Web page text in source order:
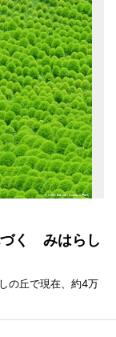
づく みはらし
の丘で現在、約4万